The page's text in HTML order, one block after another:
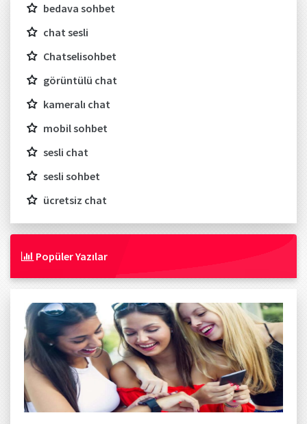
bedava sohbet
chat sesli
Chatselisohbet
görüntülü chat
kameralı chat
mobil sohbet
sesli chat
sesli sohbet
ücretsiz chat
Popüler Yazılar